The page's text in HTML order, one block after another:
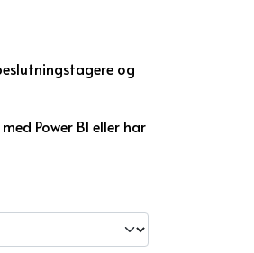
og
Power BI eller har